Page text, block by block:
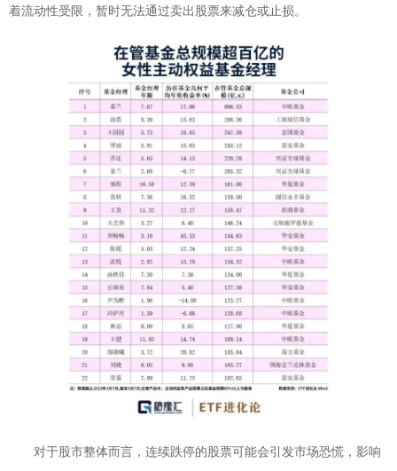
着流动性受限，暂时无法通过卖出股票来减仓或止损。
对于股市整体而言，连续跌停的股票可能会引发市场恐慌，影响